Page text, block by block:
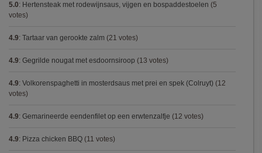
5.0: Hertensteak met rodewijnsaus, vijgen en bospaddestoelen (5
votes)
4.9: Tartaar van gerookte zalm (21 votes)
4.9: Gegrilde nougat met esdoornsiroop (13 votes)
4.9: Volkorenspaghetti in mosterdsaus met prei en spek (Colruyt) (12
votes)
4.9: Gemarineerde eendenfilet op een erwtenzalfje (12 votes)
4.9: Pizza chicken BBQ (11 votes)